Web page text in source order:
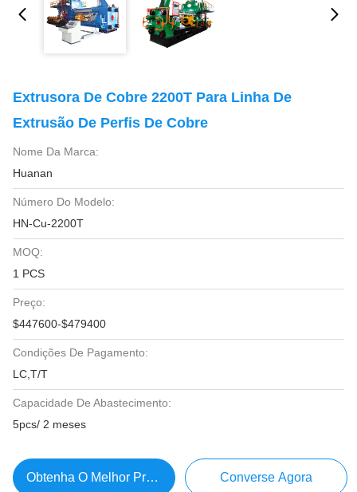
Extrusora De Cobre 2200T Para Linha De
Extrusão De Perfis De Cobre
Nome Da Marca:
Huanan
Número Do Modelo:
HN-Cu-2200T
MOQ:
1 PCS
Preço:
$447600-$479400
Condições De Pagamento:
LC,T/T
Capacidade De Abastecimento:
5pcs/ 2 meses
Obtenha O Melhor Preço Converse Agora